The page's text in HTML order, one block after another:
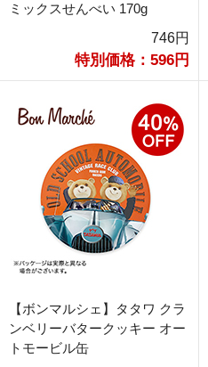
ミックスせんべい 170g
746円
特別価格：596円
【ボンマルシェ】タタワ クラ
ンベリーバタークッキー オー
トモービル缶